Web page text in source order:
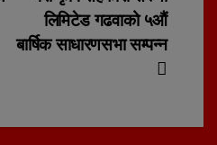
लिमिटेड गढवाको ५औं
बार्षिक साधारणसभा सम्पन्न